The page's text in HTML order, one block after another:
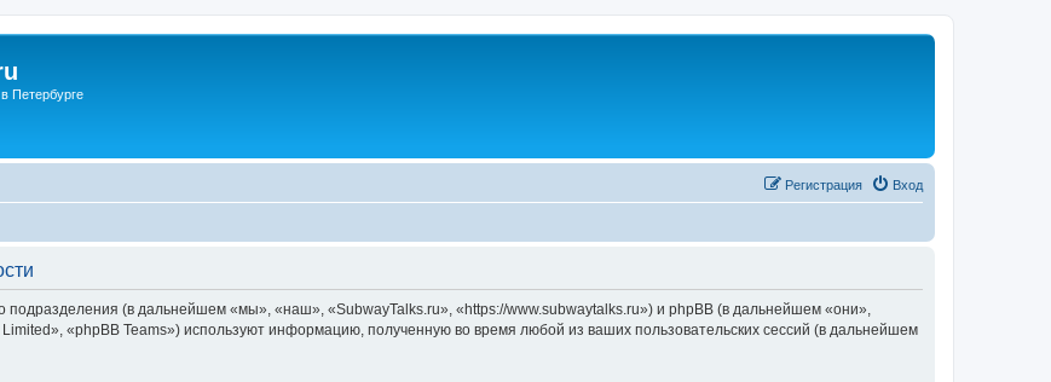
Петербурге
Вход
Регистрация
подразделения (в дальнейшем «мы», «наш», «SubwayTalks.ru», «https://www.subwaytalks.ru») и phpBB (в дальнейшем «они»,
«phpBB Teams») используют информацию, полученную во время любой из ваших пользовательских сессий (в дальнейшем